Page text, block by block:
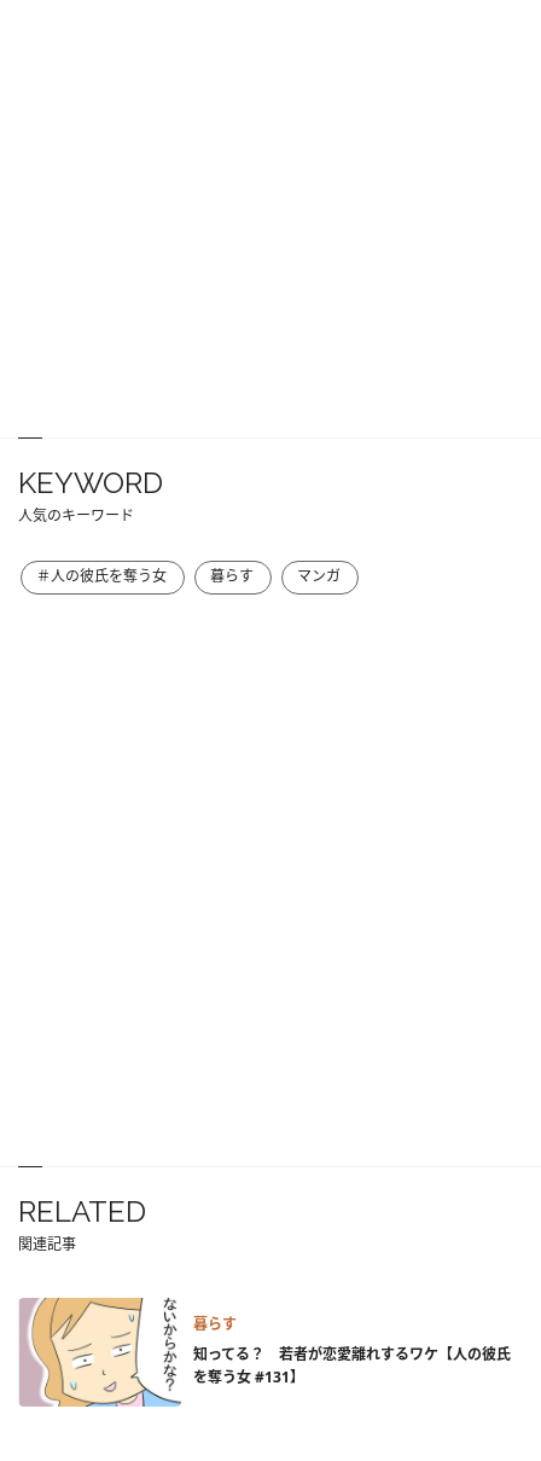
KEYWORD
人気のキーワード
＃人の彼氏を奪う女 暮らす マンガ
RELATED
関連記事
暮らす
知ってる？ 若者が恋愛離れするワケ【人の彼氏
を奪う女 #131】